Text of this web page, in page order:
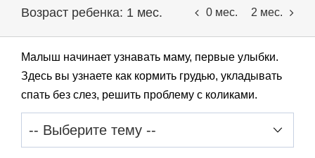
Возраст ребенка: 1 мес. 0 мес. 2 мес.
Малыш начинает узнавать маму, первые улыбки.
Здесь вы узнаете как кормить грудью, укладывать
спать без слез, решить проблему с коликами.